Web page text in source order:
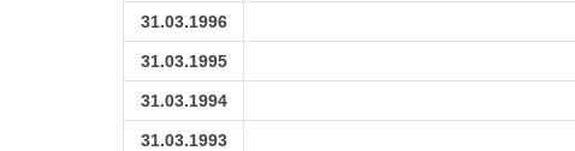
31.03.1996
31.03.1995
31.03.1994
31.03.1993